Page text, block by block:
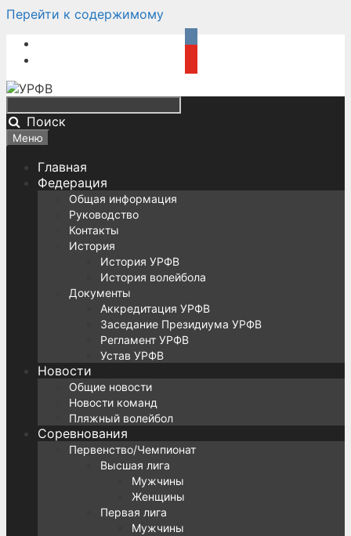
Перейти к содержимому
Поиск
Меню
Главная
Федерация
Общая информация
Руководство
Контакты
История
История УРФВ
История волейбола
Документы
Аккредитация УРФВ
Заседание Президиума УРФВ
Регламент УРФВ
Устав УРФВ
Новости
Общие новости
Новости команд
Пляжный волейбол
Соревнования
Первенство/Чемпионат
Высшая лига
Мужчины
Женщины
Первая лига
Мужчины